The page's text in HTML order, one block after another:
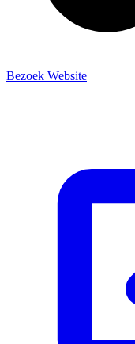
Bezoek Website